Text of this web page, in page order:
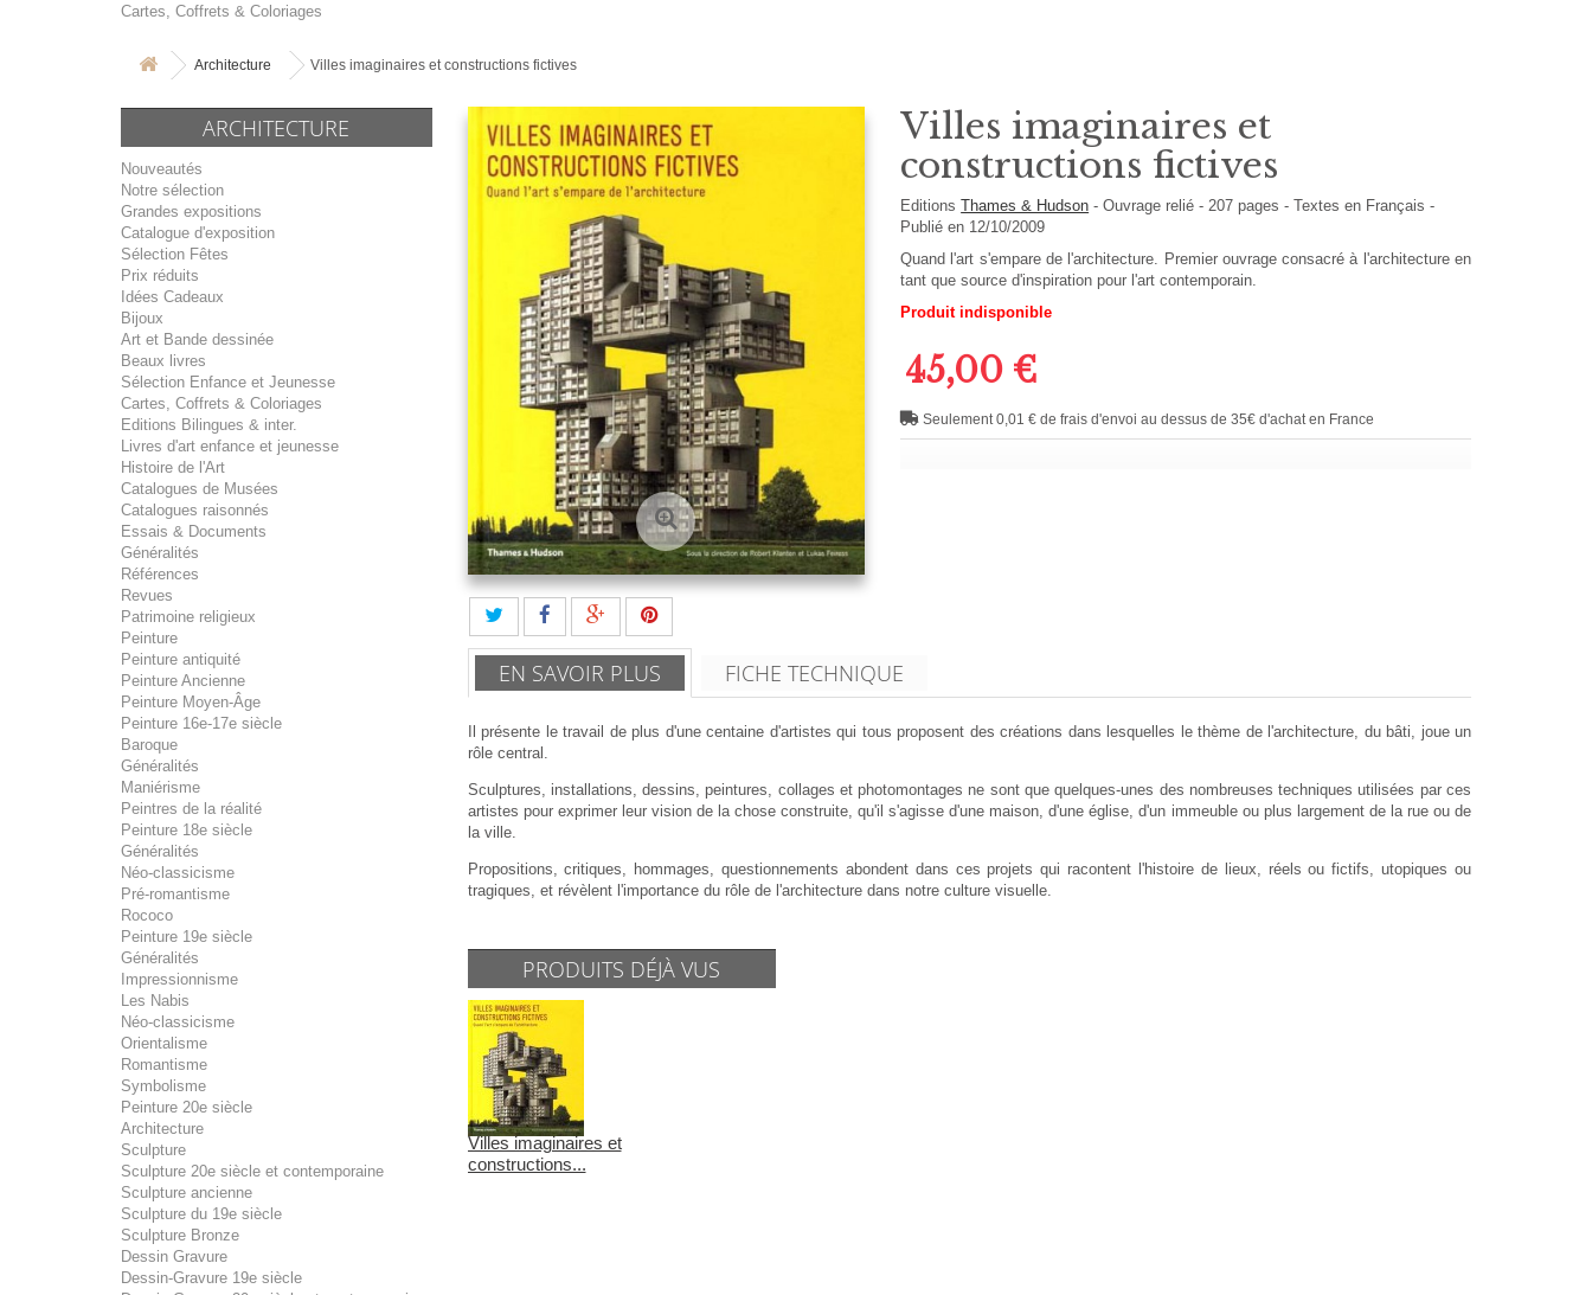
Cartes, Coffrets & Coloriages
Architecture Villes imaginaires et constructions fictives
ARCHITECTURE
Nouveautés
Notre sélection
Grandes expositions
Catalogue d'exposition
Sélection Fêtes
Prix réduits
Idées Cadeaux
Bijoux
Art et Bande dessinée
Beaux livres
Sélection Enfance et Jeunesse
Cartes, Coffrets & Coloriages
Editions Bilingues & inter.
Livres d'art enfance et jeunesse
Histoire de l'Art
Catalogues de Musées
Catalogues raisonnés
Essais & Documents
Généralités
Références
Revues
Patrimoine religieux
Peinture
Peinture antiquité
Peinture Ancienne
Peinture Moyen-Âge
Peinture 16e-17e siècle
Baroque
Généralités
Maniérisme
Peintres de la réalité
Peinture 18e siècle
Généralités
Néo-classicisme
Pré-romantisme
Rococo
Peinture 19e siècle
Généralités
Impressionnisme
Les Nabis
Néo-classicisme
Orientalisme
Romantisme
Symbolisme
Peinture 20e siècle
Architecture
Sculpture
Sculpture 20e siècle et contemporaine
Sculpture ancienne
Sculpture du 19e siècle
Sculpture Bronze
Dessin Gravure
Dessin-Gravure 19e siècle
Villes imaginaires et
constructions fictives
EditionsThames & Hudson -Ouvrage relié-207pages -Textes en Français-
Publié en 12/10/2009
Quand l'art s'empare de l'architecture. Premier ouvrage consacré à l'architecture en
tant que source d'inspiration pour l'art contemporain.
Produit indisponible
45,00 €
Seulement 0,01 € de frais d'envoi au dessus de 35€ d'achat en France
EN SAVOIR PLUS FICHE TECHNIQUE
Il présente le travail de plus d'une centaine d'artistes qui tous proposent des créations dans lesquelles le thème de l'architecture, du bâti, joue un
rôle central.
Sculptures, installations, dessins, peintures, collages et photomontages ne sont que quelques-unes des nombreuses techniques utilisées par ces
artistes pour exprimer leur vision de la chose construite, qu'il s'agisse d'une maison, d'une église, d'un immeuble ou plus largement de la rue ou de
la ville.
Propositions, critiques, hommages, questionnements abondent dans ces projets qui racontent l'histoire de lieux, réels ou fictifs, utopiques ou
tragiques, et révèlent l'importance du rôle de l'architecture dans notre culture visuelle.
PRODUITS DÉJÀ VUS
Villes imaginaires et
constructions...